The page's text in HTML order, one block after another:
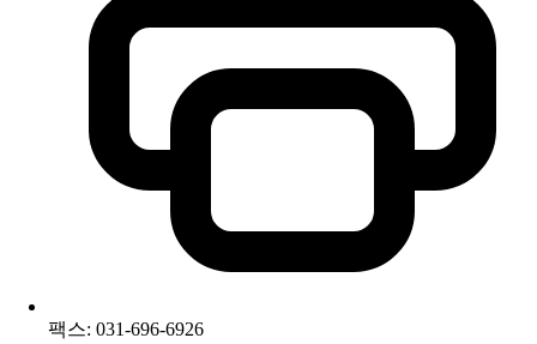
팩스: 031-696-6926